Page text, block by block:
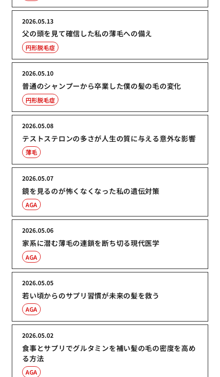
父の頭を見て確信した私の薄毛への備え
2026.05.13
円形脱毛症
普通のシャンプーから卒業した僕の髪の毛の変化
2026.05.10
円形脱毛症
テストステロンの多さが人生の質に与える意外な影響
2026.05.08
薄毛
鏡を見るのが怖くなくなった私の遺伝対策
2026.05.07
AGA
家系に潜む薄毛の連鎖を断ち切る現代医学
2026.05.06
AGA
若い頃からのサプリ習慣が未来の髪を救う
2026.05.05
AGA
食事とサプリでグルタミンを補い髪の毛の密度を高め
る方法
2026.05.02
AGA